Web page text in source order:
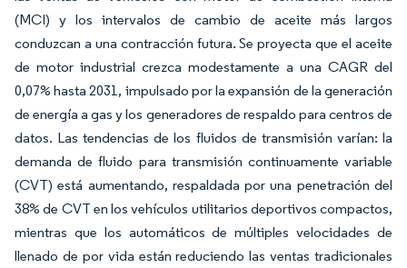
(MCI) y los intervalos de cambio de aceite más largos
conduzcan a una contracción futura. Se proyecta que el aceite
de motor industrial crezca modestamente a una CAGR del
0,07% hasta 2031, impulsado por la expansión de la generación
de energía a gas y los generadores de respaldo para centros de
datos. Las tendencias de los fluidos de transmisión varían: la
demanda de fluido para transmisión continuamente variable
(CVT) está aumentando, respaldada por una penetración del
38% de CVT en los vehículos utilitarios deportivos compactos,
mientras que los automáticos de múltiples velocidades de
llenado de por vida están reduciendo las ventas tradicionales